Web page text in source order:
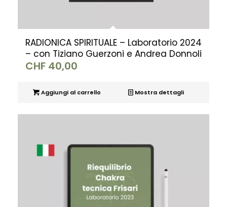
RADIONICA SPIRITUALE – Laboratorio 2024
– con Tiziano Guerzoni e Andrea Donnoli
CHF40,00
Aggiungi al carrello Mostra dettagli